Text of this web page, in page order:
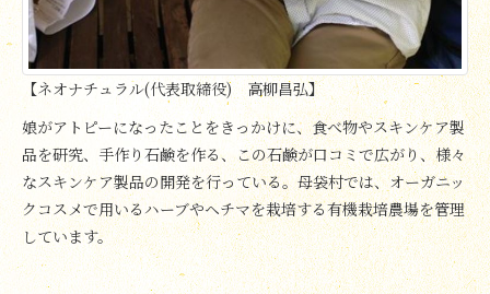
【ネオナチュラル(代表取締役) 高柳昌弘】
娘がアトピーになったことをきっかけに、食べ物やスキンケア製
品を研究、手作り石鹸を作る、この石鹸が口コミで広がり、様々
なスキンケア製品の開発を行っている。母袋村では、オーガニッ
クコスメで用いるハーブやヘチマを栽培する有機栽培農場を管理
しています。